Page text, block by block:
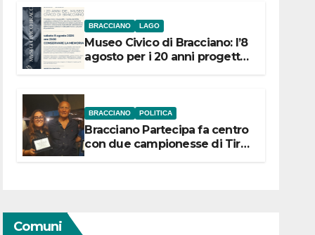
BRACCIANO LAGO
Museo Civico di Bracciano: l’8
agosto per i 20 anni progetto
BRACCIANO POLITICA
Bracciano Partecipa fa centro
con due campionesse di Tiro
Comuni